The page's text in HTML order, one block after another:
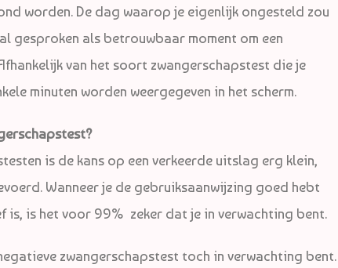
worden. De dag waarop je eigenlijk ongesteld zou
gesproken als betrouwbaar moment om een
van het soort zwangerschapstest die je
minuten worden weergegeven in het scherm.
is de kans op een verkeerde uitslag erg klein,
Wanneer je de gebruiksaanwijzing goed hebt
is het voor 99% zeker dat je in verwachting bent.
zwangerschapstest toch in verwachting bent.